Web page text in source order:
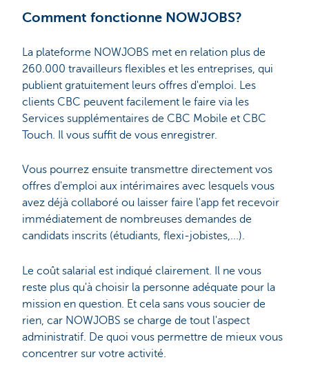
Comment fonctionne NOWJOBS?
La plateforme NOWJOBS met en relation plus de
260.000 travailleurs flexibles et les entreprises, qui
publient gratuitement leurs offres d'emploi. Les
clients CBC peuvent facilement le faire via les
Services supplémentaires de CBC Mobile et CBC
Touch. Il vous suffit de vous enregistrer.
Vous pourrez ensuite transmettre directement vos
offres d'emploi aux intérimaires avec lesquels vous
avez déjà collaboré ou laisser faire l'app fet recevoir
immédiatement de nombreuses demandes de
candidats inscrits (étudiants, flexi-jobistes,...).
Le coût salarial est indiqué clairement. Il ne vous
reste plus qu'à choisir la personne adéquate pour la
mission en question. Et cela sans vous soucier de
rien, car NOWJOBS se charge de tout l'aspect
administratif. De quoi vous permettre de mieux vous
concentrer sur votre activité.